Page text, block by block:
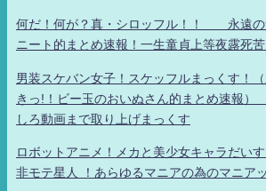
何だ！何が？真・シロッフル！！ 永遠
ニート的まとめ速報！一生童貞上等夜露死苦
男装スケバン女子！スケッフルまっくす！（
きっ!！ビー玉のおいぬさん的まとめ速報
しろ動画まで取り上げまっくす
ロボットアニメ！メカと美少女キャラだい
非モテ星人 ！あらゆるマニアの為のマニア